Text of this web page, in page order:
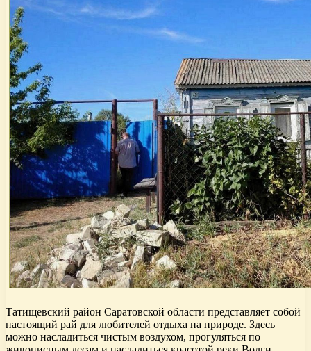
Татищевский район Саратовской области представляет собой
настоящий рай для любителей отдыха на природе. Здесь
можно насладиться чистым воздухом, прогуляться по